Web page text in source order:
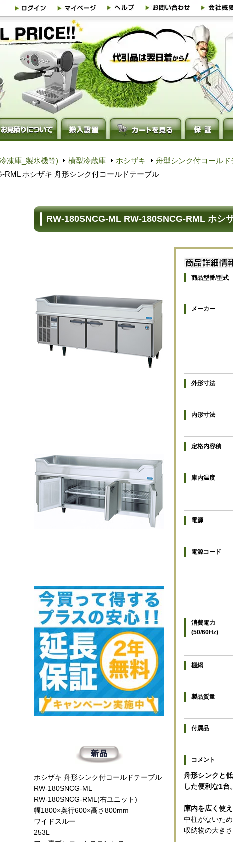
凍庫_製氷機等) 横型冷蔵庫 ホシザキ
舟型シンク付コールド
RML ホシザキ 舟形シンク付コールドテーブル
RW-180SNCG-ML RW-180SNCG-RML ホシ
ホシザキ 舟形シンク付コールドテーブル
RW-180SNCG-ML
RW-180SNCG-RML(右ユニット)
幅1800×奥行600×高さ800mm
ワイドスルー
253L
商品型番/型式
メーカー
外形寸法
内形寸法
定格内容積
庫内温度
電源
電源コード
消費電力
(50/60Hz)
棚網
製品質量
付属品
コメント
舟形シンクと
した便利な1台。
庫内を広く使
中柱がないた
収納物の大き